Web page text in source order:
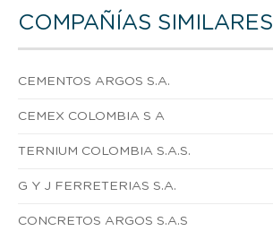
COMPAÑÍAS SIMILARES
CEMENTOS ARGOS S.A.
CEMEX COLOMBIA S A
TERNIUM COLOMBIA S.A.S.
G Y J FERRETERIAS S.A.
CONCRETOS ARGOS S.A.S